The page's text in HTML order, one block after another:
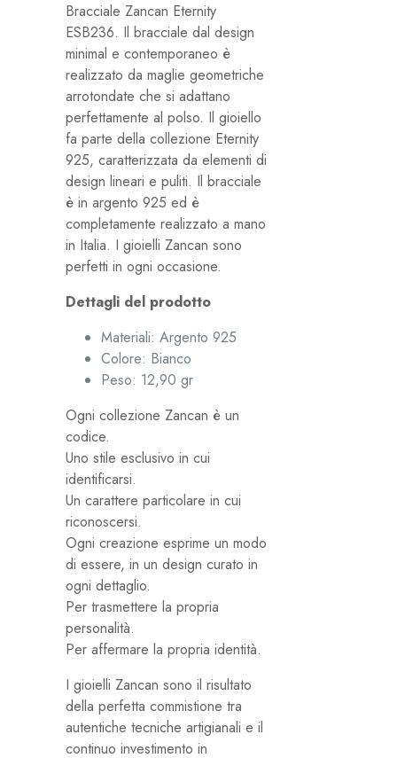
Bracciale Zancan Eternity
ESB236. Il bracciale dal design
minimal e contemporaneo è
realizzato da maglie geometriche
arrotondate che si adattano
perfettamente al polso. Il gioiello
fa parte della collezione Eternity
925, caratterizzata da elementi di
design lineari e puliti. Il bracciale
è in argento 925 ed è
completamente realizzato a mano
in Italia. I gioielli Zancan sono
perfetti in ogni occasione.
Dettagli del prodotto
Materiali: Argento 925
Colore: Bianco
Peso: 12,90 gr
Ogni collezione Zancan è un
codice.
Uno stile esclusivo in cui
identificarsi.
Un carattere particolare in cui
riconoscersi.
Ogni creazione esprime un modo
di essere, in un design curato in
ogni dettaglio.
Per trasmettere la propria
personalità.
Per affermare la propria identità.
I gioielli Zancan sono il risultato
della perfetta commistione tra
autentiche tecniche artigianali e il
continuo investimento in